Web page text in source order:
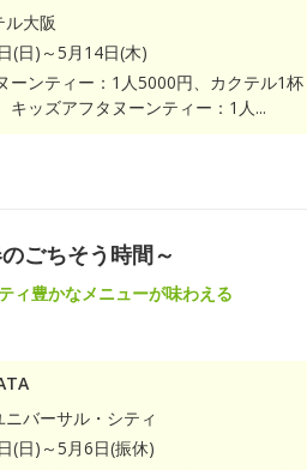
ル大阪
(日)～5月14日(木)
ーンティー：1人5000円、カクテル1杯
ッズアフタヌーンティー：1人...
ごちそう時間～
ィ豊かなメニューが味わえる
バーサル・シティ
(日)～5月6日(振休)